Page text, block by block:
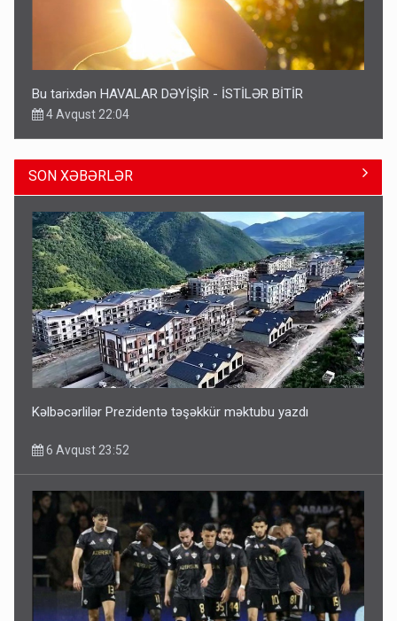
Bu tarixdən HAVALAR DƏYİŞİR - İSTİLƏR BİTİR
4 Avqust 22:04
ŞOK! David Seliverstov ölkədən qaçdı
6 Avqust 14:14
Bu ölkələrə şəxsiyyət vəsiqəsi ilə gedə biləcəksiniz -
SON XƏBƏRLƏR
Kəlbəcərlilər Prezidentə təşəkkür məktubu yazdı
6 Avqust 23:52